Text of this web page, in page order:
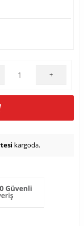
+
kargoda.